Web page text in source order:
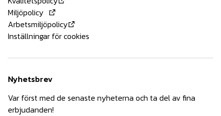
Miljöpolicy
Arbetsmiljöpolicy
Inställningar för cookies
Nyhetsbrev
Var först med de senaste nyheterna och ta del av fina
erbjudanden!